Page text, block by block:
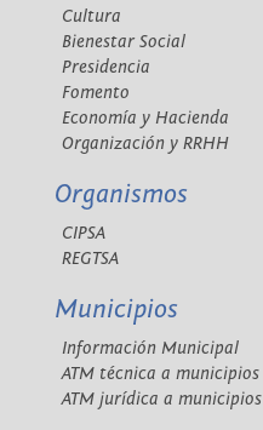
Cultura
Bienestar Social
Presidencia
Fomento
Economía y Hacienda
Organización y RRHH
Organismos
CIPSA
REGTSA
Municipios
Información Municipal
ATM técnica a municipios
ATM jurídica a municipios